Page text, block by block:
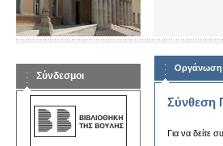
Σύνδεσμοι
Οργάνωση
Σύνθεση
Για να δείτε